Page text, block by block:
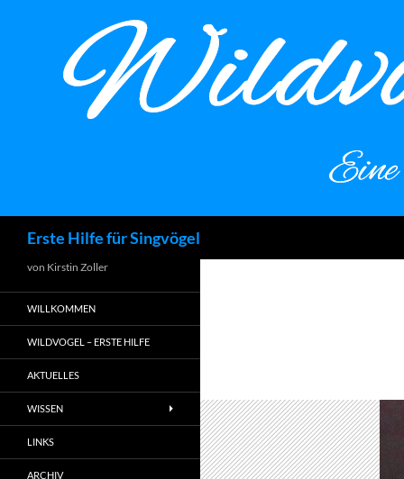
Erste Hilfe für Singvögel
von Kirstin Zoller
WILLKOMMEN
WILDVOGEL – ERSTE HILFE
AKTUELLES
WISSEN
LINKS
ARCHIV